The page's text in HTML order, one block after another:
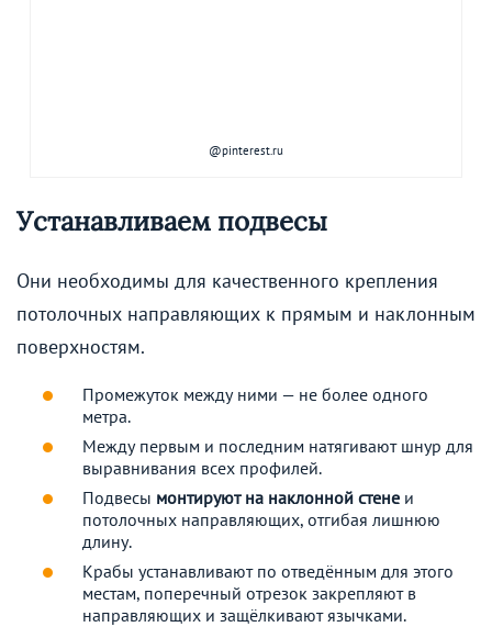
@pinterest.ru
Устанавливаем подвесы
Они необходимы для качественного крепления
потолочных направляющих к прямым и наклонным
поверхностям.
Промежуток между ними — не более одного
метра.
Между первым и последним натягивают шнур для
выравнивания всех профилей.
Подвесы монтируют на наклонной стене и
потолочных направляющих, отгибая лишнюю
длину.
Крабы устанавливают по отведённым для этого
местам, поперечный отрезок закрепляют в
направляющих и защёлкивают язычками.